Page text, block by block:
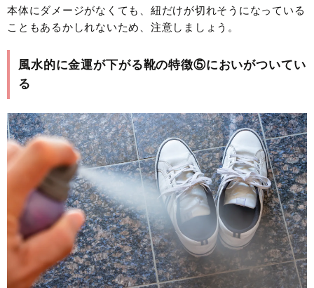
本体にダメージがなくても、紐だけが切れそうになっている
こともあるかしれないため、注意しましょう。
風水的に金運が下がる靴の特徴⑤においがついてい
る